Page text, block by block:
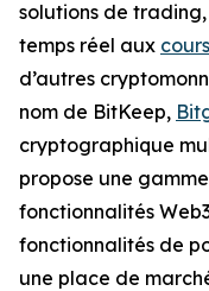
solutions de
temps réel aux
d’autres
nom de BitKeep,
cryptographique
propose une
fonctionnalités
fonctionnalités de
une place de